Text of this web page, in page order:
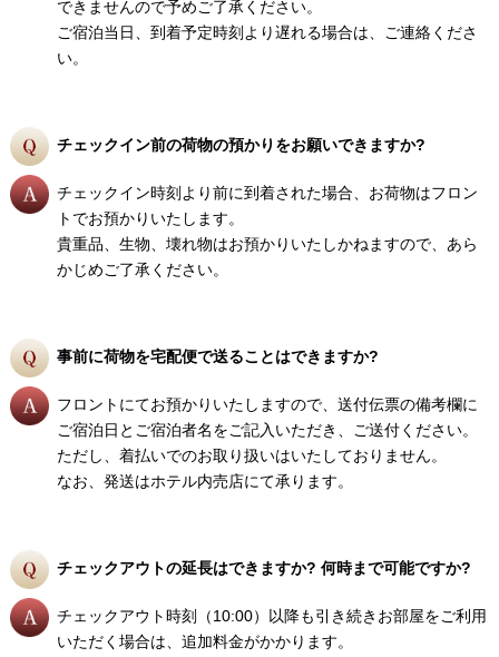
できませんので予めご了承ください。
ご宿泊当日、到着予定時刻より遅れる場合は、ご連絡くださ
い。
チェックイン前の荷物の預かりをお願いできますか?
チェックイン時刻より前に到着された場合、お荷物はフロン
トでお預かりいたします。
貴重品、生物、壊れ物はお預かりいたしかねますので、あら
かじめご了承ください。
事前に荷物を宅配便で送ることはできますか?
フロントにてお預かりいたしますので、送付伝票の備考欄に
ご宿泊日とご宿泊者名をご記入いただき、ご送付ください。
ただし、着払いでのお取り扱いはいたしておりません。
なお、発送はホテル内売店にて承ります。
チェックアウトの延長はできますか? 何時まで可能ですか?
チェックアウト時刻（10:00）以降も引き続きお部屋をご利用
いただく場合は、追加料金がかかります。